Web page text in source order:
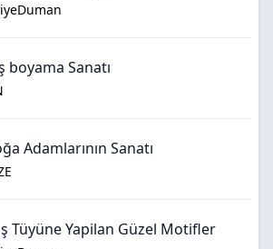
boyama Sanatı
Adamlarının Sanatı
Tüyüne Yapilan Güzel Motifler